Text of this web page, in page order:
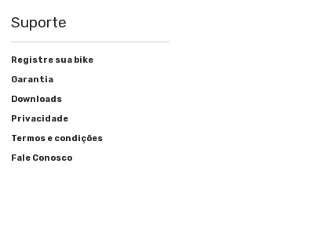
Suporte
Registre sua bike
Garantia
Downloads
Privacidade
Termos e condições
Fale Conosco